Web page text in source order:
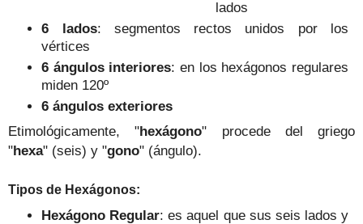
lados
6 lados: segmentos rectos unidos por los
vértices
6 ángulos interiores: en los hexágonos regulares
miden 120º
6 ángulos exteriores
Etimológicamente, "hexágono" procede del griego
"hexa" (seis) y "gono" (ángulo).
Tipos de Hexágonos:
Hexágono Regular: es aquel que sus seis lados y